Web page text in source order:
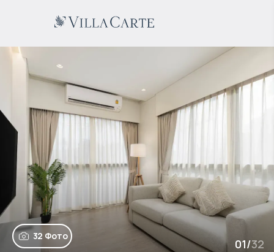
32 Фото
01/32